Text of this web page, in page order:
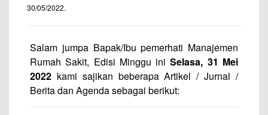
30/05/2022.
Salam jumpa Bapak/Ibu pemerhati Manajemen
Rumah Sakit, Edisi Minggu iniSelasa, 31 Mei
2022 kami sajikan beberapa Artikel / Jurnal /
Berita dan Agenda sebagai berikut: